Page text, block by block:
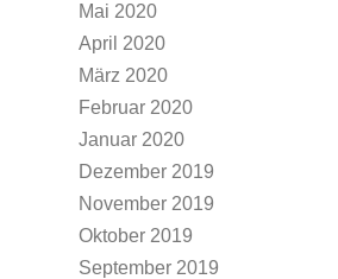
Mai 2020
April 2020
März 2020
Februar 2020
Januar 2020
Dezember 2019
November 2019
Oktober 2019
September 2019